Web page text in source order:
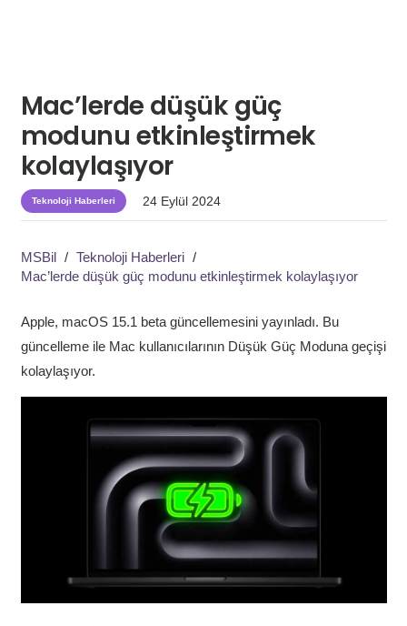
Mac’lerde düşük güç
modunu etkinleştirmek
kolaylaşıyor
Teknoloji Haberleri 24 Eylül 2024
MSBil / Teknoloji Haberleri /
Mac’lerde düşük güç modunu etkinleştirmek kolaylaşıyor
Apple, macOS 15.1 beta güncellemesini yayınladı. Bu
güncelleme ile Mac kullanıcılarının Düşük Güç Moduna geçişi
kolaylaşıyor.